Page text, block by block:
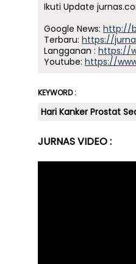
Ikuti Update
Google News: http://
Terbaru: https://
Langganan : https://
Youtube: https://
KEYWORD :
Hari Kanker Prostat
JURNAS VIDEO :